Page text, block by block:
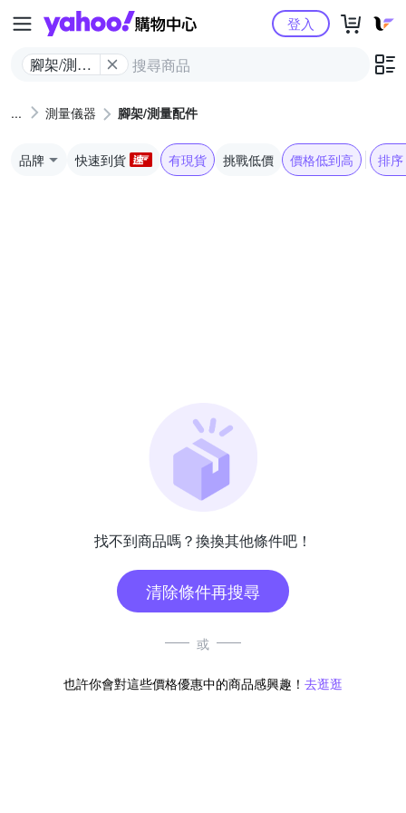
Yahoo購物中心
腳架/測量
登入
測量儀器 腳架/測量配件
品牌 快速到貨 有現貨 挑戰低價 價格低到高 排序
找不到商品嗎？換換其他條件吧！
清除條件再搜尋
或
也許你會對這些價格優惠中的商品感興趣！ 去逛逛